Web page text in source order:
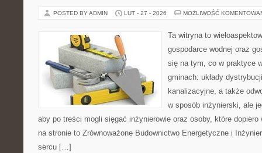
POSTED BY ADMIN LUT - 27 - 2026 MOŻLIWOŚĆ
Ta witryna to
gospodarce wodnej oraz
się na tym, co w praktyce
gminach: układy
kanalizacyjne, a także
w sposób inżynierski, ale
aby po treści mogli sięgać inżynierowie oraz osoby, które dopiero
na stronie to Zrównoważone Budownictwo Energetyczne i
sercu […]